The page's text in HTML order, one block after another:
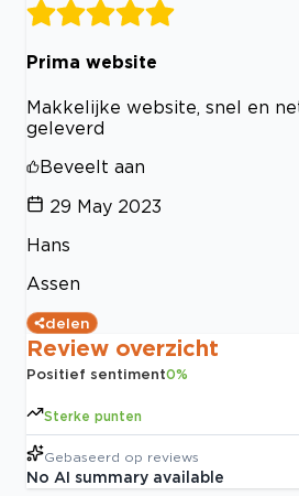
Prima website
Makkelijke website, snel en
geleverd
Beveelt aan
29 May 2023
Hans
Assen
delen
Review overzicht
Positief sentiment0%
Sterke punten
Gebaseerd op reviews
No AI summary available